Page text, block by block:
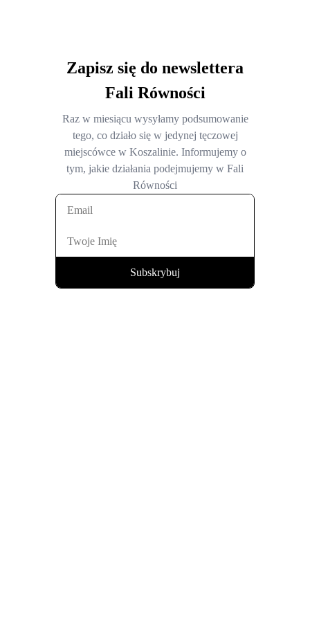
Zapisz się do newslettera
Fali Równości
Raz w miesiącu wysyłamy podsumowanie
tego, co działo się w jedynej tęczowej
miejscówce w Koszalinie. Informujemy o
tym, jakie działania podejmujemy w Fali
Równości
Subskrybuj